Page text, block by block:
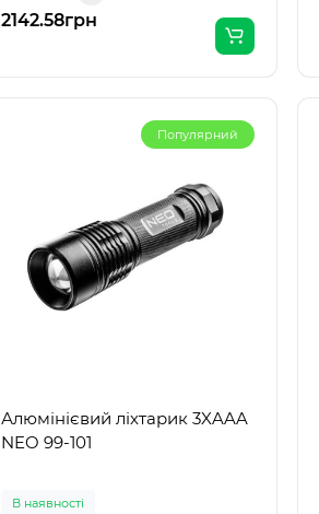
2142.58грн
Популярний
Алюмінієвий ліхтарик 3XAAA
NEO 99-101
В наявності